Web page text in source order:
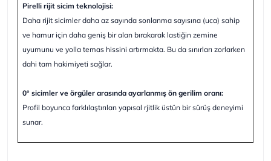
Pirelli rijit sicim teknolojisi:
Daha rijit sicimler daha az sayında sonlanma sayısına (uca) sahip
ve hamur için daha geniş bir alan bırakarak lastiğin zemine
uyumunu ve yolla temas hissini artırmakta. Bu da sınırları zorlarken
dahi tam hakimiyeti sağlar.
0° sicimler ve örgüler arasında ayarlanmış ön gerilim oranı:
Profil boyunca farklılaştırılan yapısal rjitlik üstün bir sürüş deneyimi
sunar.